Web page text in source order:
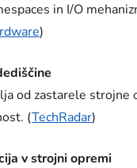
in I/O
)
od zastarele
(TechRadar)
v strojni opremi